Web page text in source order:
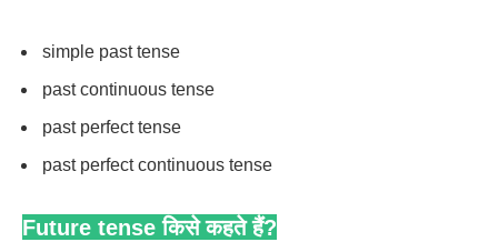
simple past tense
past continuous tense
past perfect tense
past perfect continuous tense
Future tense किसे कहते हैं?